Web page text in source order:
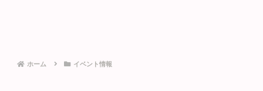
ホーム イベント情報